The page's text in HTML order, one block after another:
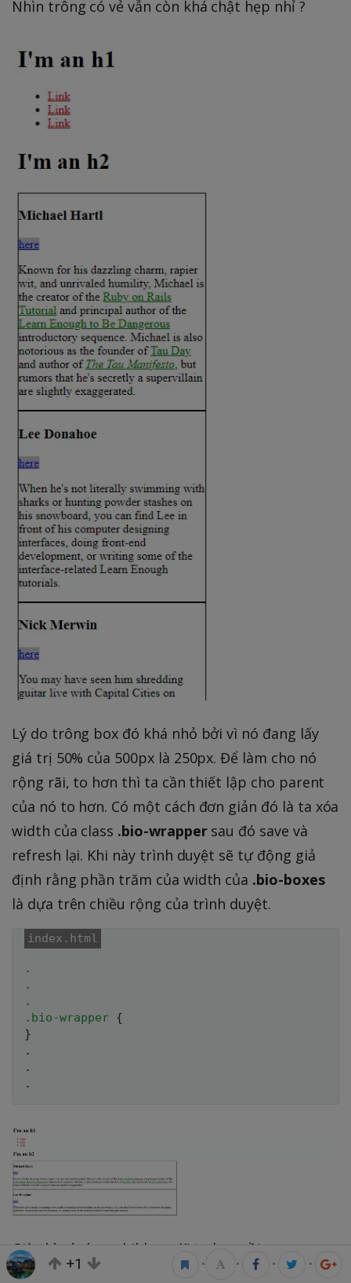
Nhìn trông có vẻ vẫn còn khá chật hẹp nhỉ ?
Lý do trông box đó khá nhỏ bởi vì nó đang lấy
giá trị 50% của 500px là 250px. Để làm cho nó
rộng rãi, to hơn thì ta cần thiết lập cho parent
của nó to hơn. Có một cách đơn giản đó là ta xóa
width của class .bio-wrappersau đó save và
refresh lại. Khi này trình duyệt sẽ tự động giả
định rằng phần trăm của width của .bio-boxes
là dựa trên chiều rộng của trình duyệt.
.
.
.
.bio-wrapper {
}
.
.
Giờ thì các box children đã to hơn rồi.
+1 • • • •